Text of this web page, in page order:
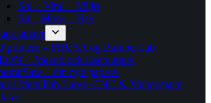
Sol – Vind – Miljø
Sø – Mose – Hav
udstyr
printere – PRUSA og Bambu Lab
+ Makeblock lasercuttere
– din nye papsav
MetalFab Laser+CNC & Makerspace